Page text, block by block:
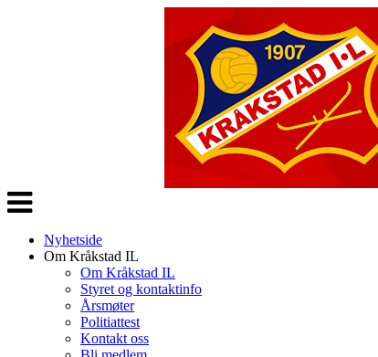
Veksle
navigasjon
Nyhetside
Om Kråkstad IL
Om Kråkstad IL
Styret og kontaktinfo
Årsmøter
Politiattest
Kontakt oss